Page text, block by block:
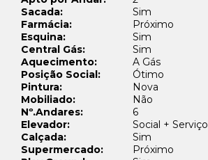
Sacada:
Sim
Farmácia:
Próximo
Esquina:
Sim
Central Gás:
Sim
Aquecimento:
A Gás
Posição Social:
Ótimo
Pintura:
Nova
Mobiliado:
Não
Nº.Andares:
6
Elevador:
Social + Serviço
Calçada:
Sim
Supermercado:
Próximo